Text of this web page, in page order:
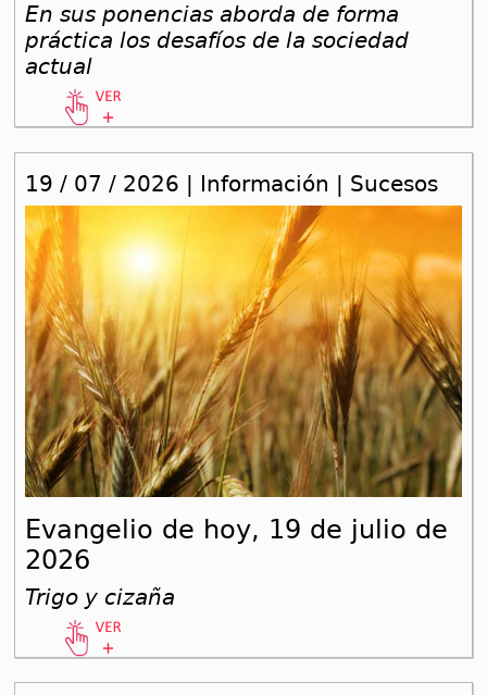
En sus ponencias aborda de forma
práctica los desafíos de la sociedad
actual
19 / 07 / 2026 | Información | Sucesos
Evangelio de hoy, 19 de julio de
2026
Trigo y cizaña